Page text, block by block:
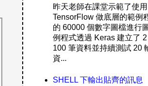
昨天老師在課堂示範了使
TensorFlow 做底層的範例
的 60000 個數字圖檔進行
例程式透過 Keras 建立了
100 筆資料並持續測試 20
資...
SHELL 下輸出貼齊的訊息